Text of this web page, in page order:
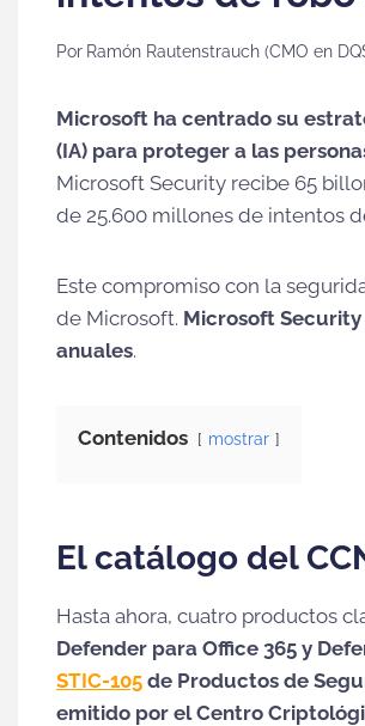
Por Ramón Rautenstrauch (CMO en
Microsoft ha centrado su
(IA) para proteger a las
Microsoft Security recibe 65
de 25.600 millones de intentos
Este compromiso con la
de Microsoft. Microsoft Security
anuales.
Contenidos mostrar
El catálogo del
Hasta ahora, cuatro productos
Defender para Office 365 y
STIC-105 de Productos de
emitido por el Centro